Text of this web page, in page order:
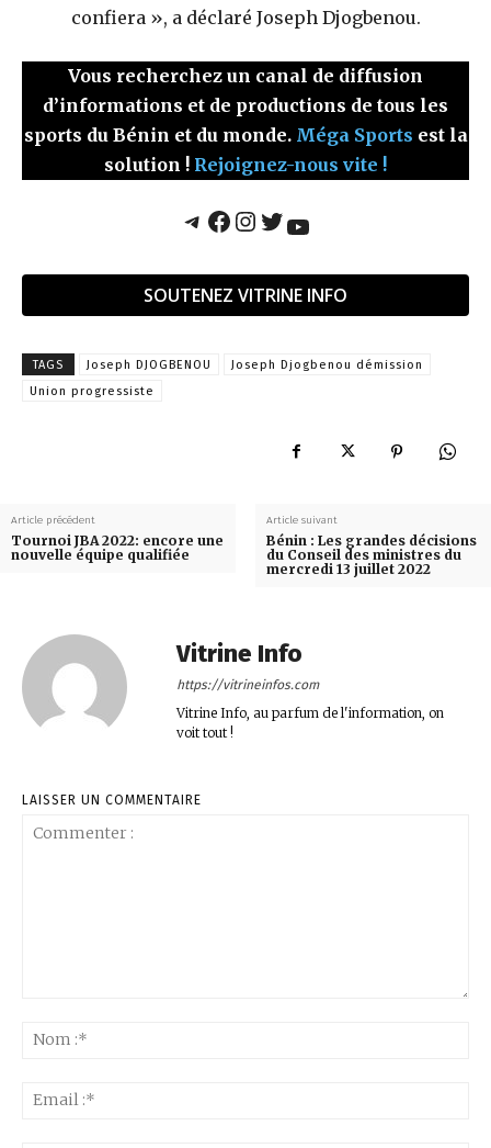
confiera », a déclaré Joseph Djogbenou.
Vous recherchez un canal de diffusion
d’informations et de productions de tous les
sports du Bénin et du monde. Méga Sports est la
solution ! Rejoignez-nous vite !
Telegram Facebook Instagram Twitter YouTube
SOUTENEZ VITRINE INFO
TAGS Joseph DJOGBENOU
Joseph Djogbenou démission
Union progressiste
Article précédent
Tournoi JBA 2022: encore une
nouvelle équipe qualifiée
Article suivant
Bénin : Les grandes décisions
du Conseil des ministres du
mercredi 13 juillet 2022
Vitrine Info
https://vitrineinfos.com
Vitrine Info, au parfum de l'information, on
voit tout !
LAISSER UN COMMENTAIRE